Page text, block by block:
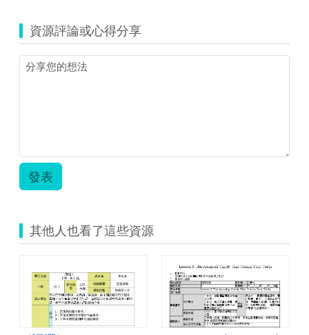
詩
選.zip
資源評論或心得分享
發表
其他人也看了這些資源